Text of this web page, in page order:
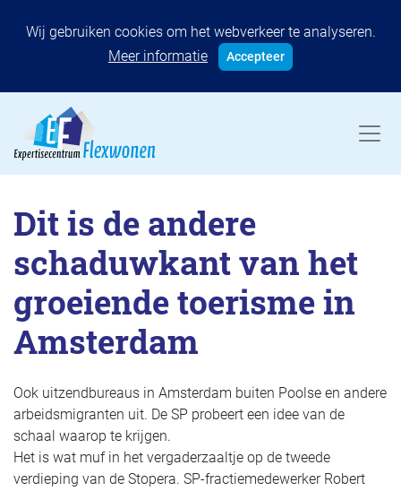
Wij gebruiken cookies om het webverkeer te analyseren.
Meer informatie
Accepteer
Dit is de andere
schaduwkant van het
groeiende toerisme in
Amsterdam
Ook uitzendbureaus in Amsterdam buiten Poolse en andere
arbeidsmigranten uit. De SP probeert een idee van de
schaal waarop te krijgen.
Het is wat muf in het vergaderzaaltje op de tweede
verdieping van de Stopera. SP-fractiemedewerker Robert